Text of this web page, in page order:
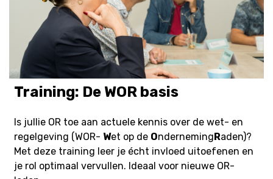
Training: De WOR basis
Is jullie OR toe aan actuele kennis over de wet- en
regelgeving (WOR- Wet op de OndernemingRaden)?
Met deze training leer je écht invloed uitoefenen en
je rol optimaal vervullen. Ideaal voor nieuwe OR-